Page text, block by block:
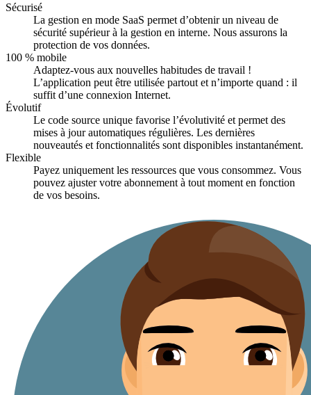
Sécurisé
La gestion en mode SaaS permet d’obtenir un niveau de
sécurité supérieur à la gestion en interne. Nous assurons la
protection de vos données.
100 % mobile
Adaptez-vous aux nouvelles habitudes de travail !
L’application peut être utilisée partout et n’importe quand : il
suffit d’une connexion Internet.
Évolutif
Le code source unique favorise l’évolutivité et permet des
mises à jour automatiques régulières. Les dernières
nouveautés et fonctionnalités sont disponibles instantanément.
Flexible
Payez uniquement les ressources que vous consommez. Vous
pouvez ajuster votre abonnement à tout moment en fonction
de vos besoins.